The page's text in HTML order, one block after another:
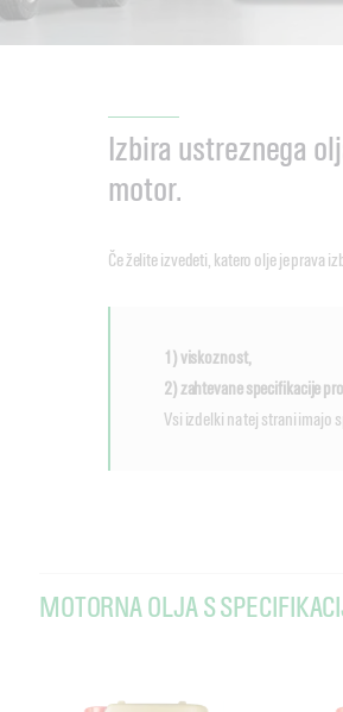
Izbira ustreznega
motor.
Če želite izvedeti, katero olje je prava
1) viskoznost,
2) zahtevane specifikacije
Vsi izdelki na tej strani imajo
MOTORNA OLJA S